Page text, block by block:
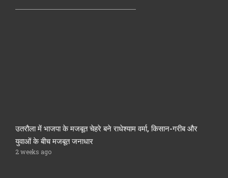
उतरौला में भाजपा के मजबूत चेहरे बने राधेश्याम वर्मा, किसान-गरीब और
युवाओं के बीच मजबूत जनाधार
2 weeks ago